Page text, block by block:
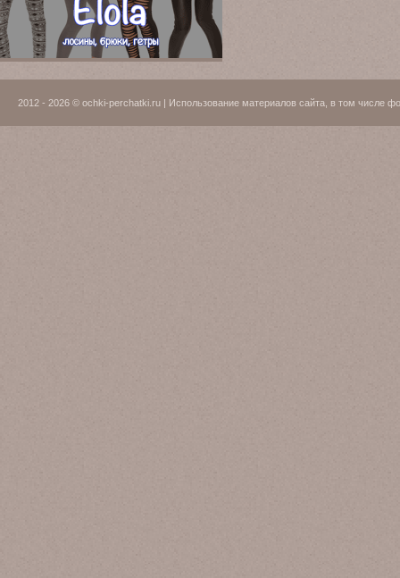
2012 - 2026 © ochki-perchatki.ru | Использование материалов сайта, в том числе